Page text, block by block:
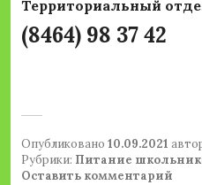
Территориальный
(8464) 98 37 42
Опубликовано 10.09.2021
Рубрики: Питание
Оставить комментарий